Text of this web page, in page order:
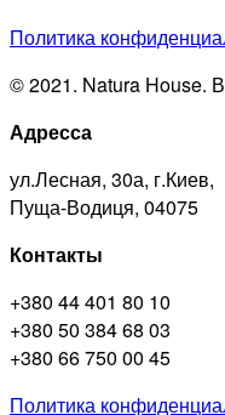
Политика
© 2021. Natura House.
Адресса
ул.Лесная, 30а, г.Киев,
Пуща-Водиця, 04075
Контакты
+380 44 401 80 10
+380 50 384 68 03
+380 66 750 00 45
Политика